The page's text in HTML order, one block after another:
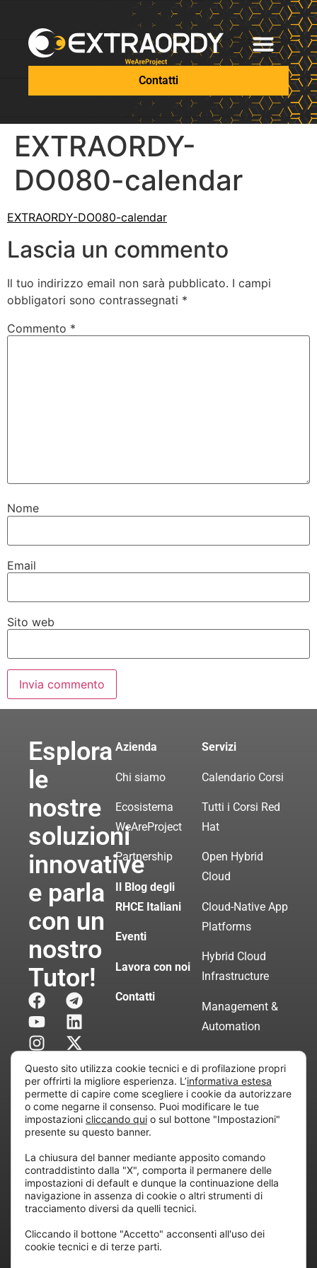
Contatti
EXTRAORDY-
DO080-calendar
EXTRAORDY-DO080-calendar
Lascia un commento
Il tuo indirizzo email non sarà pubblicato. I campi
obbligatori sono contrassegnati *
Commento *
Nome
Email
Sito web
Esplora
le
nostre
soluzioni
innovative
e parla
con un
nostro
Tutor!
Azienda
Chi siamo
Ecosistema
WeAreProject
Partnership
Il Blog degli
RHCE Italiani
Eventi
Lavora con noi
Contatti
Servizi
Calendario Corsi
Tutti i Corsi Red
Hat
Open Hybrid
Cloud
Cloud-Native App
Platforms
Hybrid Cloud
Infrastructure
Management &
Automation
Servizi di
Consulenza
Certificata
all’attività di direzione e coordinamento di “Project
Informatica”
REA: MI – 194005, P. IVA / CF 07165600961 – All
rights reserved.
Questo sito utilizza cookie tecnici e di profilazione propri
per offrirti la migliore esperienza. L’informativa estesa
permette di capire come scegliere i cookie da autorizzare
o come negarne il consenso. Puoi modificare le tue
impostazioni cliccando qui o sul bottone "Impostazioni"
presente su questo banner.
La chiusura del banner mediante apposito comando
contraddistinto dalla "X", comporta il permanere delle
impostazioni di default e dunque la continuazione della
navigazione in assenza di cookie o altri strumenti di
tracciamento diversi da quelli tecnici.
Cliccando il bottone "Accetto" acconsenti all'uso dei
cookie tecnici e di terze parti.